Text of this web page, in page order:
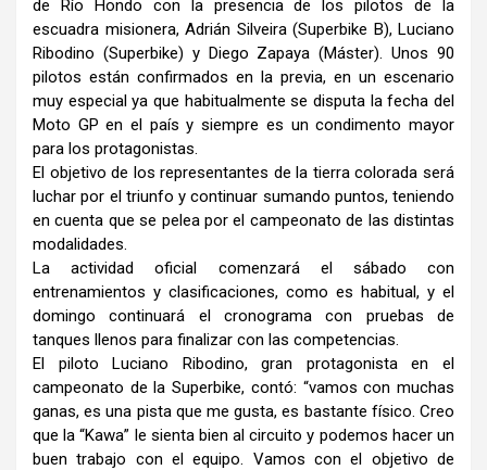
de Río Hondo con la presencia de los pilotos de la
escuadra misionera, Adrián Silveira (Superbike B), Luciano
Ribodino (Superbike) y Diego Zapaya (Máster). Unos 90
pilotos están confirmados en la previa, en un escenario
muy especial ya que habitualmente se disputa la fecha del
Moto GP en el país y siempre es un condimento mayor
para los protagonistas.
El objetivo de los representantes de la tierra colorada será
luchar por el triunfo y continuar sumando puntos, teniendo
en cuenta que se pelea por el campeonato de las distintas
modalidades.
La actividad oficial comenzará el sábado con
entrenamientos y clasificaciones, como es habitual, y el
domingo continuará el cronograma con pruebas de
tanques llenos para finalizar con las competencias.
El piloto Luciano Ribodino, gran protagonista en el
campeonato de la Superbike, contó: “vamos con muchas
ganas, es una pista que me gusta, es bastante físico. Creo
que la “Kawa” le sienta bien al circuito y podemos hacer un
buen trabajo con el equipo. Vamos con el objetivo de